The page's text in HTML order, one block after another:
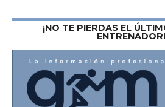
¡NO TE PIERDAS EL